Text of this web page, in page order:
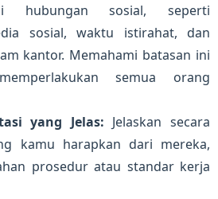
hubungan sosial, seperti
sosial, waktu istirahat, dan
kantor. Memahami batasan ini
semua orang
yang Jelas: Jelaskan secara
kamu harapkan dari mereka,
prosedur atau standar kerja